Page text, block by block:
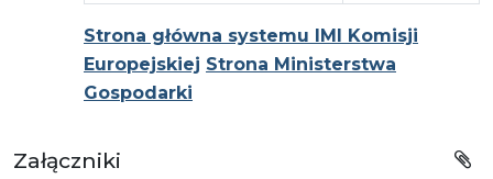
Strona główna systemu IMI Komisji
Europejskiej Strona Ministerstwa
Gospodarki
Załączniki